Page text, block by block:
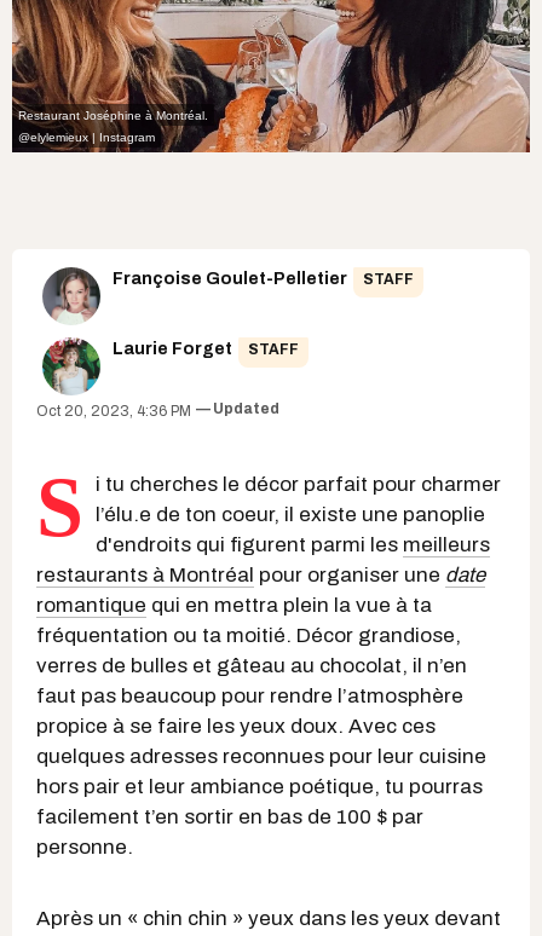
Restaurant Joséphine à Montréal.
@elylemieux | Instagram
Françoise Goulet-Pelletier STAFF
Laurie Forget STAFF
Oct 20, 2023, 4:36 PM Updated
S
i tu cherches le décor parfait pour charmer
l’élu.e de ton coeur, il existe une panoplie
d'endroits qui figurent parmi les meilleurs
restaurants à Montréal pour organiser une date
romantique qui en mettra plein la vue à ta
fréquentation ou ta moitié. Décor grandiose,
verres de bulles et gâteau au chocolat, il n’en
faut pas beaucoup pour rendre l’atmosphère
propice à se faire les yeux doux. Avec ces
quelques adresses reconnues pour leur cuisine
hors pair et leur ambiance poétique, tu pourras
facilement t’en sortir en bas de 100 $ par
personne.
Après un « chin chin » yeux dans les yeux devant